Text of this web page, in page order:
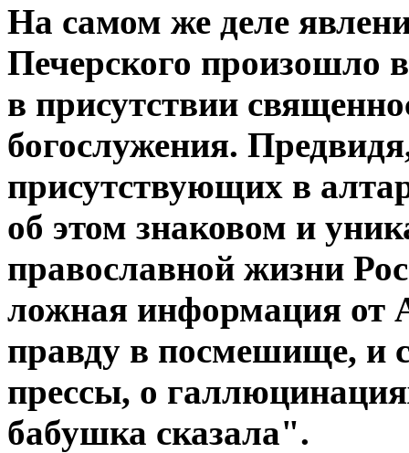
На самом же деле
Печерского произошло
в присутствии
богослужения.
присутствующих в
об этом знаковом и
православной жизни
ложная информация от
правду в посмешище, и
прессы, о
бабушка сказала".